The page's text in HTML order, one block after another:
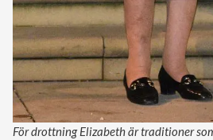
För drottning Elizabeth är traditioner